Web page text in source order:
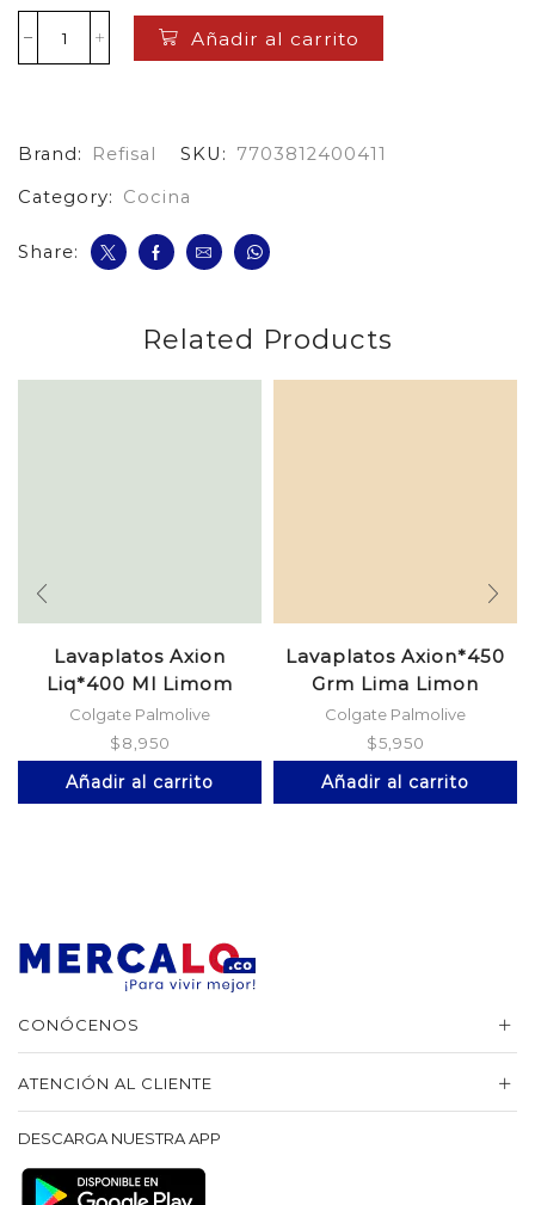
Lavaplatos
Blancox
*720
Y
cantidad
Añadir al carrito
Brand: Refisal SKU:
7703812400411
Category:
Cocina
Share:
Related Products
Lavaplatos Axion
Liq*400 Ml Limom
Colgate Palmolive
$8,950
Añadir al carrito
Lavaplatos Axion*450
Grm Lima Limon
Colgate Palmolive
$5,950
Añadir al carrito
CONÓCENOS
ATENCIÓN AL CLIENTE
DESCARGA NUESTRA APP